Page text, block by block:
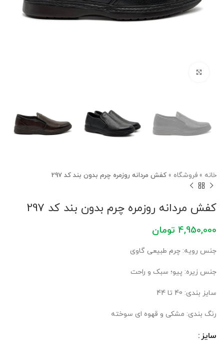
خانه » فروشگاه » کفش مردانه روزمره چرم بدون بند کد 297
کفش مردانه روزمره چرم بدون بند کد 297
4,950,000 تومان
جنس رویه: چرم طبیعی گاوی
جنس زیره: پیو؛ سبک و راحت
سایز بندی: 40 تا 44
رنگ بندی: مشکی و قهوه ای سوخته
سایز